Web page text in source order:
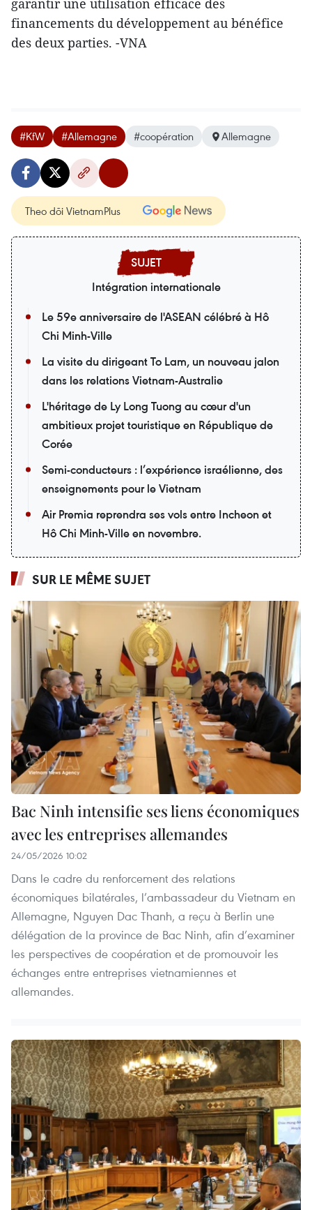
garantir une utilisation efficace des
financements du développement au bénéfice
des deux parties. -VNA
#KfW #Allemagne #coopération Allemagne
Theo dõi VietnamPlus
Intégration internationale
Le 59e anniversaire de l'ASEAN célébré à Hô
Chi Minh-Ville
La visite du dirigeant To Lam, un nouveau jalon
dans les relations Vietnam-Australie
L'héritage de Ly Long Tuong au cœur d'un
ambitieux projet touristique en République de
Corée
Semi-conducteurs : l’expérience israélienne, des
enseignements pour le Vietnam
Air Premia reprendra ses vols entre Incheon et
Hô Chi Minh-Ville en novembre.
SUR LE MÊME SUJET
Bac Ninh intensifie ses liens économiques
avec les entreprises allemandes
24/05/2026 10:02
Dans le cadre du renforcement des relations
économiques bilatérales, l’ambassadeur du Vietnam en
Allemagne, Nguyen Dac Thanh, a reçu à Berlin une
délégation de la province de Bac Ninh, afin d’examiner
les perspectives de coopération et de promouvoir les
échanges entre entreprises vietnamiennes et
allemandes.